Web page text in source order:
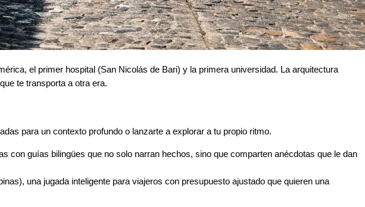
el primer hospital (San Nicolás de Bari) y la primera universidad. La arquitectura
te transporta a otra era.
para un contexto profundo o lanzarte a explorar a tu propio ritmo.
con guías bilingües que no solo narran hechos, sino que comparten anécdotas que le dan
una jugada inteligente para viajeros con presupuesto ajustado que quieren una